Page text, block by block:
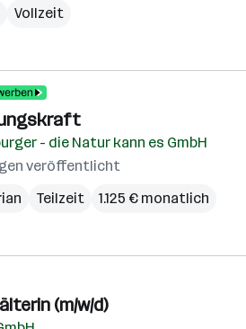
Vollzeit
- die Natur kann es GmbH
veröffentlicht
Teilzeit 1.125 € monatlich
(m/w/d)